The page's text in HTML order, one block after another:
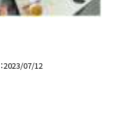
2023/07/12